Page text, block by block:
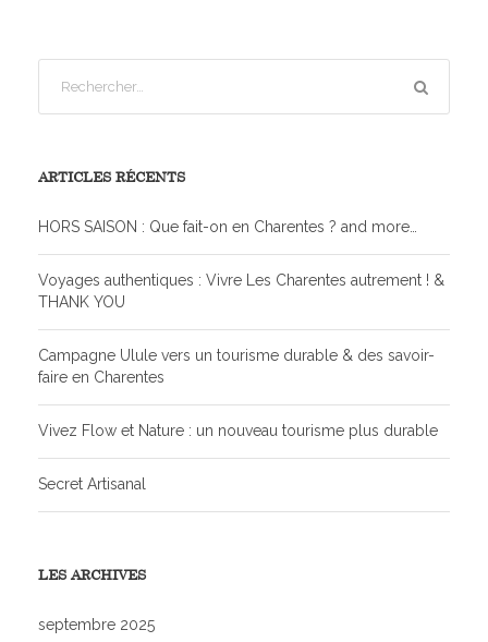
ARTICLES RÉCENTS
HORS SAISON : Que fait-on en Charentes ? and more…
Voyages authentiques : Vivre Les Charentes autrement ! &
THANK YOU
Campagne Ulule vers un tourisme durable & des savoir-
faire en Charentes
Vivez Flow et Nature : un nouveau tourisme plus durable
Secret Artisanal
LES ARCHIVES
septembre 2025